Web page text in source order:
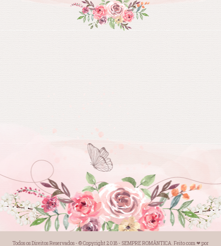
Todos os Direitos Reservados - © Copyright 2018 - SEMPRE ROMÂNTICA. Feito com❤por